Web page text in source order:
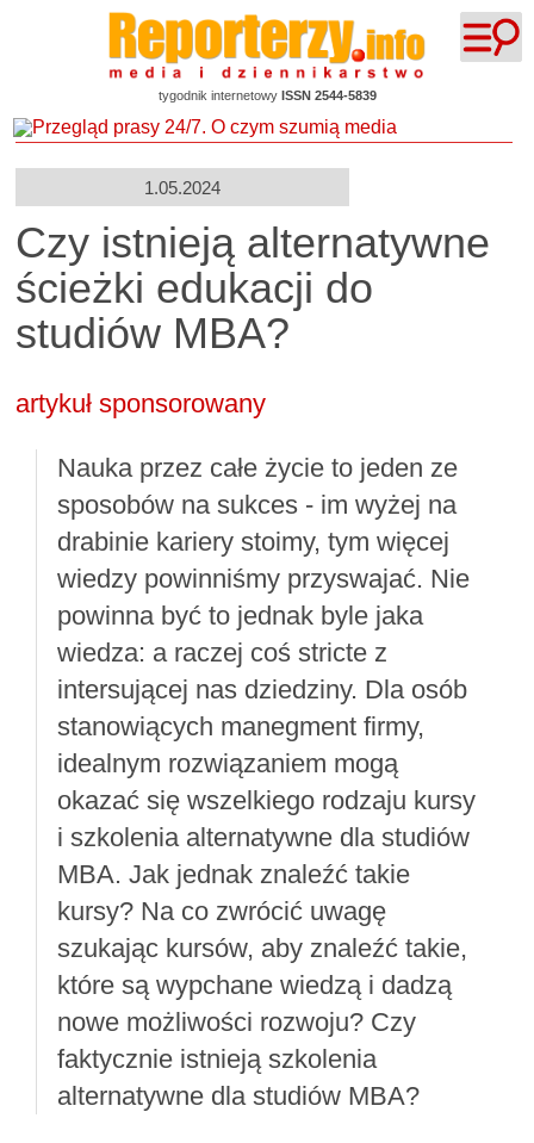
tygodnik internetowy ISSN 2544-5839
1.05.2024
Czy istnieją alternatywne
ścieżki edukacji do
studiów MBA?
artykuł sponsorowany
Nauka przez całe życie to jeden ze
sposobów na sukces - im wyżej na
drabinie kariery stoimy, tym więcej
wiedzy powinniśmy przyswajać. Nie
powinna być to jednak byle jaka
wiedza: a raczej coś stricte z
intersującej nas dziedziny. Dla osób
stanowiących manegment firmy,
idealnym rozwiązaniem mogą
okazać się wszelkiego rodzaju kursy
i szkolenia alternatywne dla studiów
MBA. Jak jednak znaleźć takie
kursy? Na co zwrócić uwagę
szukając kursów, aby znaleźć takie,
które są wypchane wiedzą i dadzą
nowe możliwości rozwoju? Czy
faktycznie istnieją szkolenia
alternatywne dla studiów MBA?